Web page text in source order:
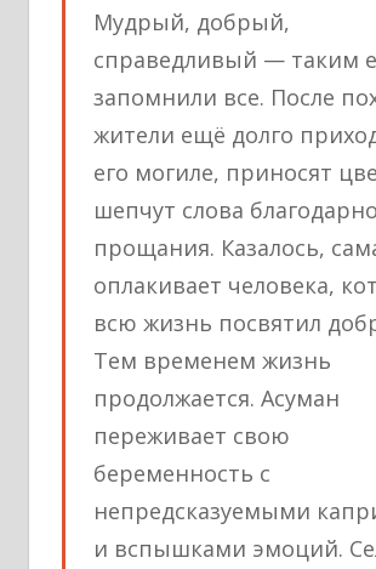
Мудрый, добрый,
справедливый — таким
запомнили все. После
жители ещё долго
его могиле, приносят
шепчут слова
прощания. Казалось,
оплакивает человека,
всю жизнь посвятил
Тем временем жизнь
продолжается. Асуман
переживает свою
беременность с
непредсказуемыми
и вспышками эмоций.